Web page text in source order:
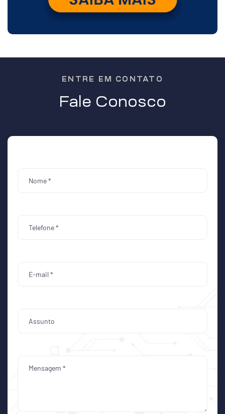
Fale Conosco
ENTRE EM CONTATO